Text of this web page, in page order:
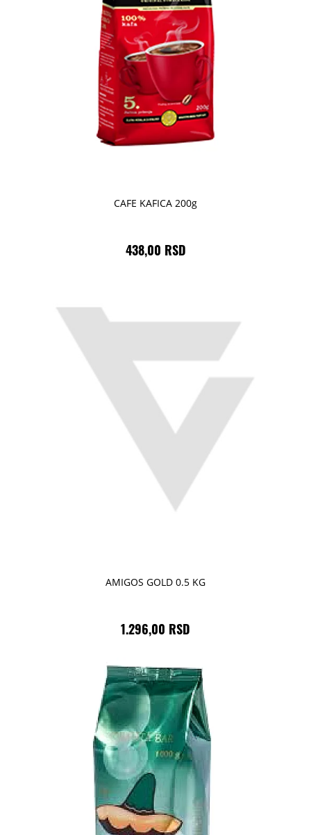
CAFE KAFICA 200g
438,00 RSD
AMIGOS GOLD 0.5 KG
1.296,00 RSD